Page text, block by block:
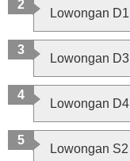
Lowongan D1
Lowongan D3
Lowongan D4
Lowongan S2